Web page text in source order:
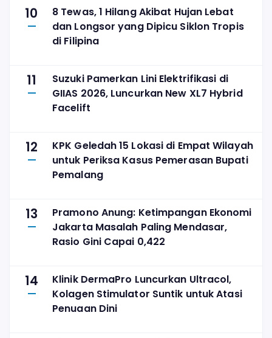
10
8 Tewas, 1 Hilang Akibat Hujan Lebat
dan Longsor yang Dipicu Siklon Tropis
di Filipina
11
Suzuki Pamerkan Lini Elektrifikasi di
GIIAS 2026, Luncurkan New XL7 Hybrid
Facelift
12
KPK Geledah 15 Lokasi di Empat Wilayah
untuk Periksa Kasus Pemerasan Bupati
Pemalang
13
Pramono Anung: Ketimpangan Ekonomi
Jakarta Masalah Paling Mendasar,
Rasio Gini Capai 0,422
14
Klinik DermaPro Luncurkan Ultracol,
Kolagen Stimulator Suntik untuk Atasi
Penuaan Dini